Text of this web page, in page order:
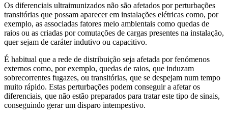
Os diferenciais ultraimunizados não são afetados por perturbações
transitórias que possam aparecer em instalações elétricas como, por
exemplo, as associadas fatores meio ambientais como quedas de
raios ou as criadas por comutações de cargas presentes na instalação,
quer sejam de caráter indutivo ou capacitivo.
É habitual que a rede de distribuição seja afetada por fenómenos
externos como, por exemplo, quedas de raios, que induzam
sobrecorrentes fugazes, ou transitórias, que se despejam num tempo
muito rápido. Estas perturbações podem conseguir a afetar os
diferenciais, que não estão preparados para tratar este tipo de sinais,
conseguindo gerar um disparo intempestivo.